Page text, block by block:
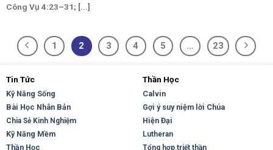
Công Vụ 4:23–31; [...]
1 2 3 4 5 … 23
Tin Tức
Kỹ Năng Sống
Bài Học Nhân Bản
Chia Sẻ Kinh Nghiệm
Kỹ Năng Mềm
Thần Học
Thần Học
Calvin
Gợi ý suy niệm lời Chúa
Hiện Đại
Lutheran
Tổng hợp triết thần